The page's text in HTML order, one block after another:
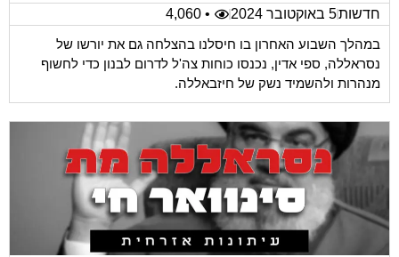
חדשות5 באוקטובר 2024
• 4,060
במהלך השבוע האחרון בו חיסלנו בהצלחה גם את יורשו של
נסראללה, ספי אדין, נכנסו כוחות צה'ל לדרום לבנון כדי לחשוף
מנהרות ולהשמיד נשק של חיזבאללה.